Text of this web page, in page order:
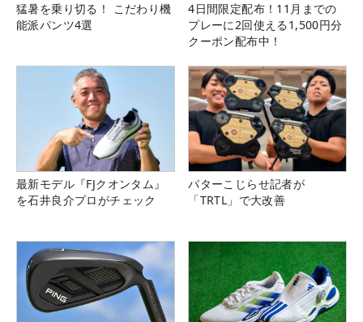
猛暑を乗り切る！ こだわり機
能派パンツ4選
4日間限定配布！11月までの
プレーに2回使える1,500円分
クーポン配布中！
最新モデル『FJクオンタム』
を石井良介プロがチェック
パターこじらせ記者が
「TRTL」で大改善